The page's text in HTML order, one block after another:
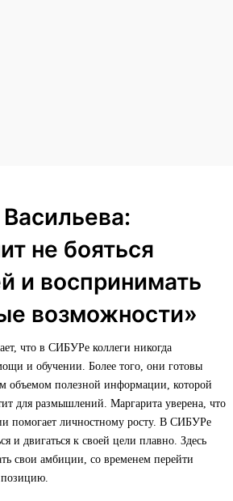
не бояться
и воспринимать
возможности»
что в СИБУРе коллеги никогда
и обучении. Более того, они готовы
объемом полезной информации, которой
для размышлений. Маргарита уверена, что
помогает личностному росту. В СИБУРе
и двигаться к своей цели плавно. Здесь
свои амбиции, со временем перейти